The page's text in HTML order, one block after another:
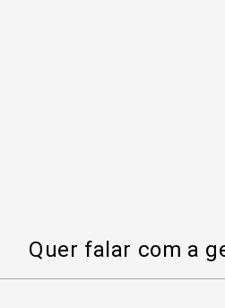
Quer falar com a